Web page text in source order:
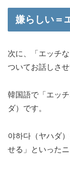
嫌らしい＝
次に、「エッチ
ついてお話しさ
韓国語で「エッ
ダ） です。
야하다（ヤハダ
せる」といった